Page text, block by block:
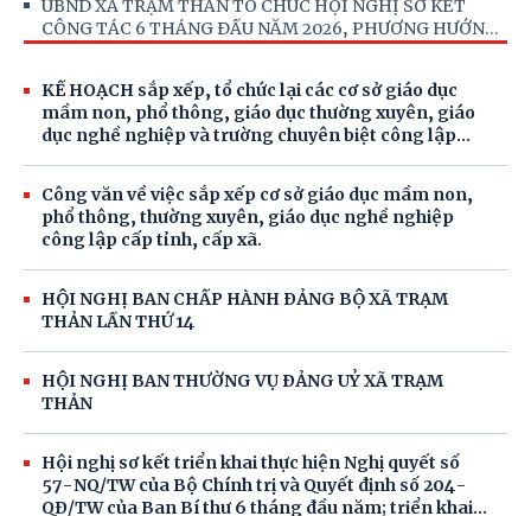
phường.
THỨ BA BAN CHẤP HÀNH TRUNG ƯƠNG ĐẢNG KHÓA
XIV
UBND XÃ TRẠM THẢN TỔ CHỨC HỘI NGHỊ SƠ KẾT
CÔNG TÁC 6 THÁNG ĐẦU NĂM 2026, PHƯƠNG HƯỚNG
NHIỆM VỤ 6 THÁNG CUỐI NĂM 2026
KẾ HOẠCH sắp xếp, tổ chức lại các cơ sở giáo dục
mầm non, phổ thông, giáo dục thường xuyên, giáo
dục nghề nghiệp và trường chuyên biệt công lập
Công văn về việc sắp xếp cơ sở giáo dục mầm non,
phổ thông, thường xuyên, giáo dục nghề nghiệp
công lập cấp tỉnh, cấp xã.
HỘI NGHỊ BAN CHẤP HÀNH ĐẢNG BỘ XÃ TRẠM
THẢN LẦN THỨ 14
HỘI NGHỊ BAN THƯỜNG VỤ ĐẢNG UỶ XÃ TRẠM
THẢN
Hội nghị sơ kết triển khai thực hiện Nghị quyết số
57-NQ/TW của Bộ Chính trị và Quyết định số 204-
QĐ/TW của Ban Bí thư 6 tháng đầu năm; triển khai